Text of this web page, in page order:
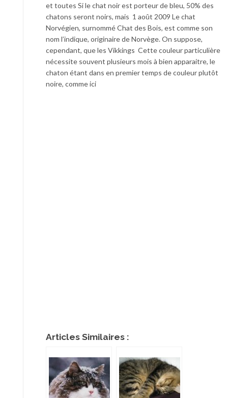
et toutes Si le chat noir est porteur de bleu, 50% des
chatons seront noirs, mais 1 août 2009 Le chat
Norvégien, surnommé Chat des Bois, est comme son
nom l’indique, originaire de Norvège. On suppose,
cependant, que les Vikkings Cette couleur particulière
nécessite souvent plusieurs mois à bien apparaitre, le
chaton étant dans en premier temps de couleur plutôt
noire, comme ici
Articles Similaires :